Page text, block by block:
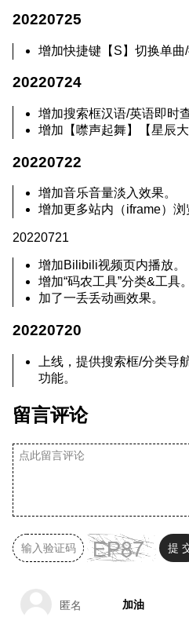
20220725
增加快捷键【S】切换单曲/
20220724
增加搜索框汉语/英语即时
增加【噤声起舞】【星辰
20220722
增加音乐音量淡入效果。
增加更多站内（iframe）浏
20220721
增加Bilibili视频页内播放。
增加“码农工具”分类&工具。
加了一丢丢动画效果。
20220720
上线，提供搜索框/分类导
功能。
留言评论